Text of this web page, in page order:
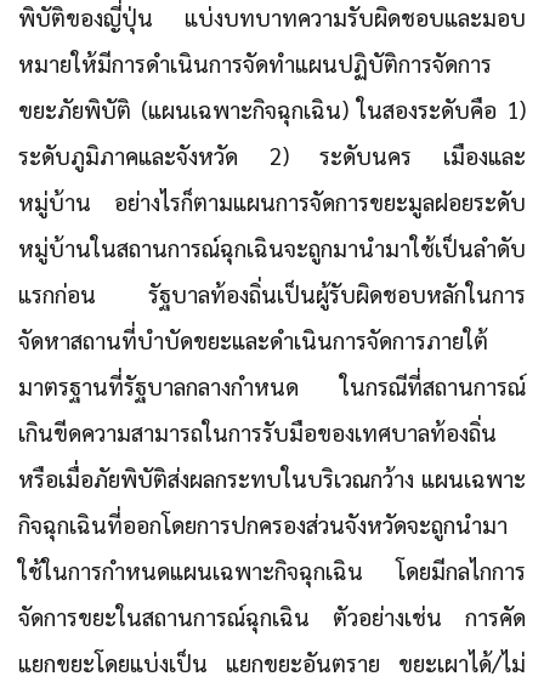
พิบัติของญี่ปุ่น แบ่งบทบาทความรับผิดชอบและมอบ
หมายให้มีการดำเนินการจัดทำแผนปฏิบัติการจัดการ
ขยะภัยพิบัติ (แผนเฉพาะกิจฉุกเฉิน) ในสองระดับคือ 1)
ระดับภูมิภาคและจังหวัด 2) ระดับนคร เมืองและ
หมู่บ้าน อย่างไรก็ตามแผนการจัดการขยะมูลฝอยระดับ
หมู่บ้านในสถานการณ์ฉุกเฉินจะถูกมานำมาใช้เป็นลำดับ
แรกก่อน รัฐบาลท้องถิ่นเป็นผู้รับผิดชอบหลักในการ
จัดหาสถานที่บำบัดขยะและดำเนินการจัดการภายใต้
มาตรฐานที่รัฐบาลกลางกำหนด ในกรณีที่สถานการณ์
เกินขีดความสามารถในการรับมือของเทศบาลท้องถิ่น
หรือเมื่อภัยพิบัติส่งผลกระทบในบริเวณกว้าง แผนเฉพาะ
กิจฉุกเฉินที่ออกโดยการปกครองส่วนจังหวัดจะถูกนำมา
ใช้ในการกำหนดแผนเฉพาะกิจฉุกเฉิน โดยมีกลไกการ
จัดการขยะในสถานการณ์ฉุกเฉิน ตัวอย่างเช่น การคัด
แยกขยะโดยแบ่งเป็น แยกขยะอันตราย ขยะเผาได้/ไม่